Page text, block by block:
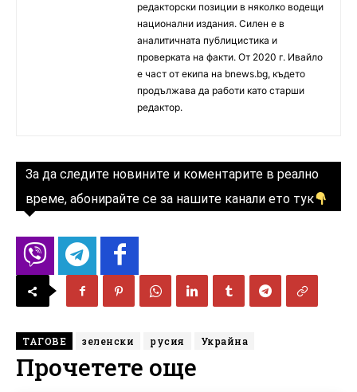
редакторски позиции в няколко водещи
национални издания. Силен е в
аналитичната публицистика и
проверката на факти. От 2020 г. Ивайло
е част от екипа на bnews.bg, където
продължава да работи като старши
редактор.
За да следите новините и коментарите в реално
време, абонирайте се за нашите канали ето тук
ТАГОВЕ зеленски русия Украйна
Прочетете още